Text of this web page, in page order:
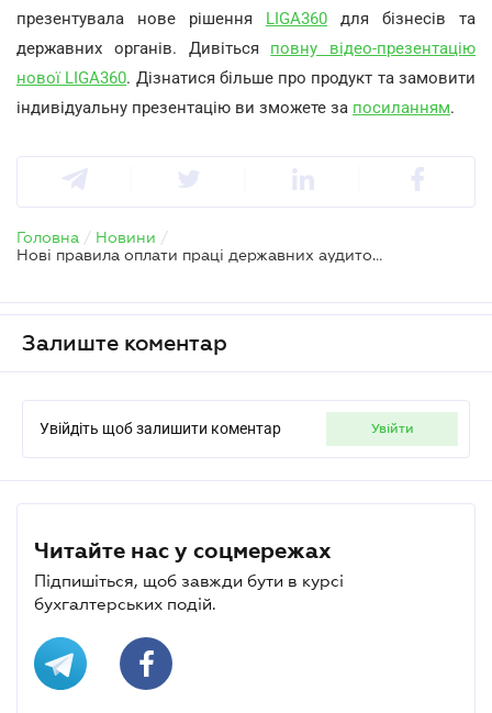
презентувала нове рішення LIGA360 для бізнесів та
державних органів. Дивіться повну відео-презентацію
нової LIGA360. Дізнатися більше про продукт та замовити
індивідуальну презентацію ви зможете за посиланням.
Головна / Новини /
Нові правила оплати праці державних аудиторів – постанова Кабміну
Залиште коментар
Увійдіть щоб залишити коментар увійти
Читайте нас у соцмережах
Підпишіться, щоб завжди бути в курсі
бухгалтерських подій.